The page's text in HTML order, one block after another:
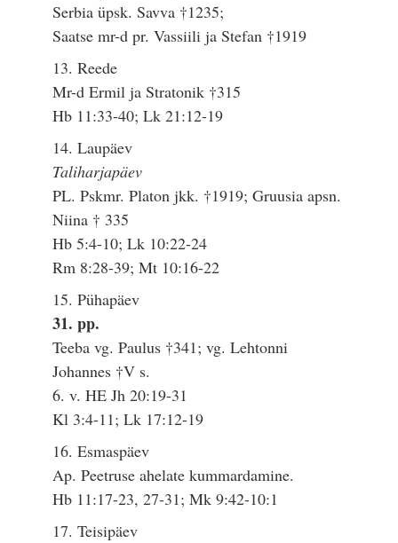
Serbia üpsk. Savva †1235;
Saatse mr-d pr. Vassiili ja Stefan †1919
13. Reede
Mr-d Ermil ja Stratonik †315
Hb 11:33-40; Lk 21:12-19
14. Laupäev
Taliharjapäev
PL. Pskmr. Platon jkk. †1919; Gruusia apsn.
Niina † 335
Hb 5:4-10; Lk 10:22-24
Rm 8:28-39; Mt 10:16-22
15. Pühapäev
31. pp.
Teeba vg. Paulus †341; vg. Lehtonni
Johannes †V s.
6. v. HE Jh 20:19-31
Kl 3:4-11; Lk 17:12-19
16. Esmaspäev
Ap. Peetruse ahelate kummardamine.
Hb 11:17-23, 27-31; Mk 9:42-10:1
17. Teisipäev